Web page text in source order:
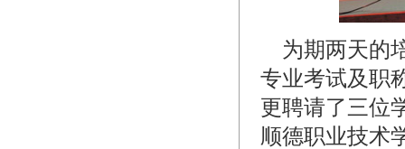
为期两天的
专业考试及职
更聘请了三位
顺德职业技术